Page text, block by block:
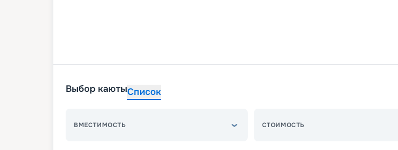
Выбор каютыСписок
ВМЕСТИМОСТЬ СТОИМОСТЬ